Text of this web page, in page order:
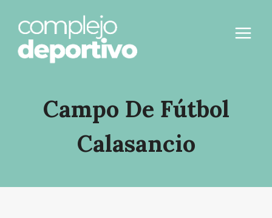
contenido
Campo De Fútbol
Calasancio